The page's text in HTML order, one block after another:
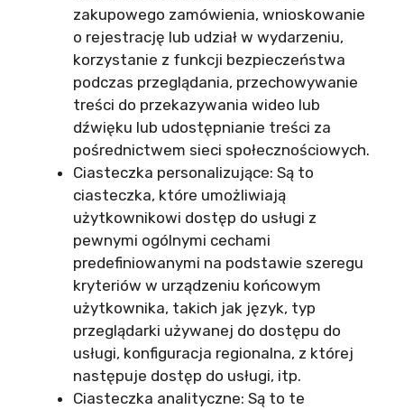
zakupowego zamówienia, wnioskowanie
o rejestrację lub udział w wydarzeniu,
korzystanie z funkcji bezpieczeństwa
podczas przeglądania, przechowywanie
treści do przekazywania wideo lub
dźwięku lub udostępnianie treści za
pośrednictwem sieci społecznościowych.
Ciasteczka personalizujące: Są to
ciasteczka, które umożliwiają
użytkownikowi dostęp do usługi z
pewnymi ogólnymi cechami
predefiniowanymi na podstawie szeregu
kryteriów w urządzeniu końcowym
użytkownika, takich jak język, typ
przeglądarki używanej do dostępu do
usługi, konfiguracja regionalna, z której
następuje dostęp do usługi, itp.
Ciasteczka analityczne: Są to te